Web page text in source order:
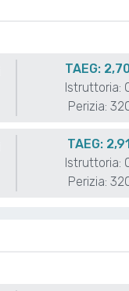
TAEG:
Istruttoria:
Perizia:
TAEG:
Istruttoria:
Perizia: